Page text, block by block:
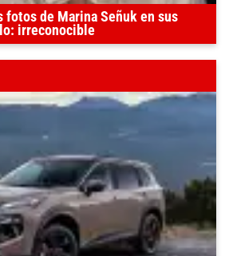
fotos de Marina Señuk en sus
irreconocible